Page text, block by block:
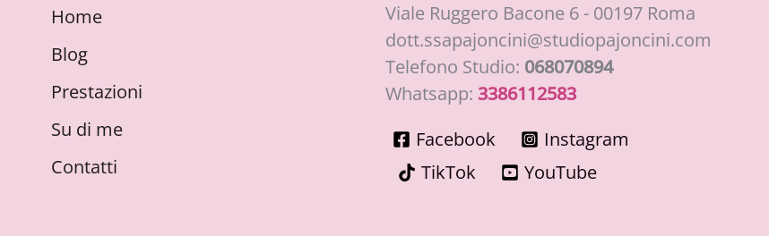
Home
Blog
Prestazioni
Su di me
Contatti
Viale Ruggero Bacone 6 - 00197 Roma
dott.ssapajoncini@studiopajoncini.com
Telefono Studio: 068070894
Whatsapp: 3386112583
Facebook
Instagram
TikTok
YouTube